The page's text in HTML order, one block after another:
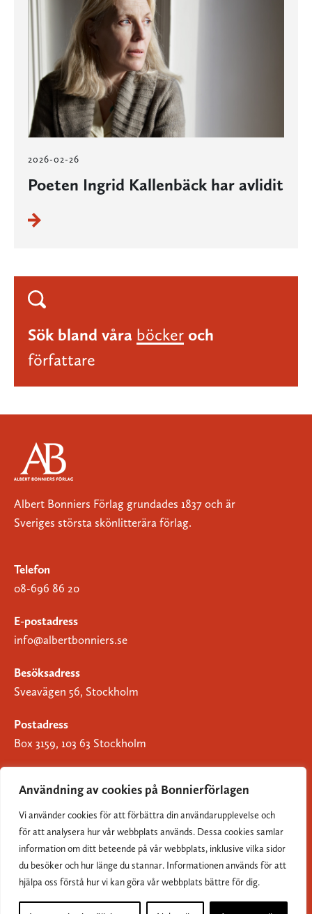
Användning av cookies på Bonnierförlagen
Vi använder cookies för att förbättra din användarupplevelse och
för att analysera hur vår webbplats används. Dessa cookies samlar
information om ditt beteende på vår webbplats, inklusive vilka sidor
du besöker och hur länge du stannar. Informationen används för att
hjälpa oss förstå hur vi kan göra vår webbplats bättre för dig.
2026-02-26
Poeten Ingrid Kallenbäck har avlidit
Sök bland våra böcker och
författare
Albert Bonniers Förlag grundades 1837 och är
Sveriges största skönlitterära förlag.
Telefon
08-696 86 20
E-postadress
info@albertbonniers.se
Besöksadress
Sveavägen 56, Stockholm
Postadress
Box 3159, 103 63 Stockholm
Om Bonnierförlagen
Cookies
Integritetspolicy